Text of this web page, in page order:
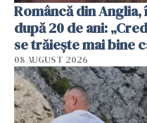
Româncă din
după 20 de ani:
se trăiește mai bine
08 AUGUST 2026